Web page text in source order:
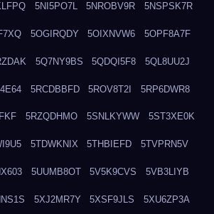
5NI5PO7L 5NROBV9R 5NSPSK7R
5OGIRQDY 5OIXNVW6 5OPF8A7F
5Q7NY9BS 5QDQI5F8 5QL8UU2J
5RCDBBFD 5ROV8T2I 5RP6DWR8
5RZQDHMO 5SNLKYWW 5ST3XE0K
5TDWKNIX 5THBIEFD 5TVPRN5V
5UUMB8OT 5V5K9CVS 5VB3LIYB
5XJ2MR7Y 5XSF9JLS 5XU6ZP3A